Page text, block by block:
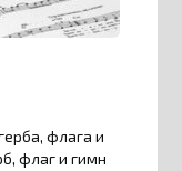
флага и
флаг и гимн